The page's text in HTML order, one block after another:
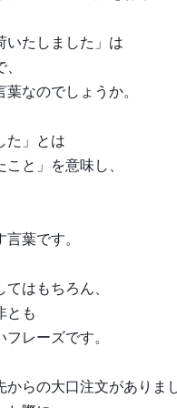
いたしました」は
なのでしょうか。
た」とは
こと」を意味し、
葉です。
はもちろん、
とも
レーズです。
からの大口注文がありま